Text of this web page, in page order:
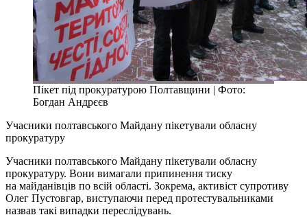
Пікет під прокуратурою Полтавщини | Фото:
Богдан Андрєєв
Учасники полтавського Майдану пікетували обласну
прокуратуру
Учасники полтавського Майдану пікетували обласну
прокуратуру. Вони вимагали припинення тиску
на майданівців по всій області. Зокрема, активіст супротиву
Олег Пустовгар, виступаючи перед протестувальниками
назвав такі випадки переслідувань.